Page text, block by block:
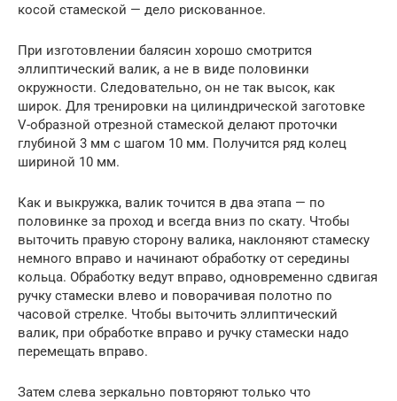
косой стамеской — дело рискованное.
При изготовлении балясин хорошо смотрится
эллиптический валик, а не в виде половинки
окружности. Следовательно, он не так высок, как
широк. Для тренировки на цилиндрической заготовке
V-образной отрезной стамеской делают проточки
глубиной 3 мм с шагом 10 мм. Получится ряд колец
шириной 10 мм.
Как и выкружка, валик точится в два этапа — по
половинке за проход и всегда вниз по скату. Чтобы
выточить правую сторону валика, наклоняют стамеску
немного вправо и начинают обработку от середины
кольца. Обработку ведут вправо, одновременно сдвигая
ручку стамески влево и поворачивая полотно по
часовой стрелке. Чтобы выточить эллиптический
валик, при обработке вправо и ручку стамески надо
перемещать вправо.
Затем слева зеркально повторяют только что